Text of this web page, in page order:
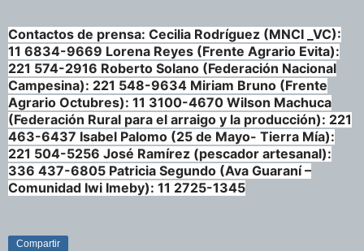
Contactos de prensa: Cecilia Rodríguez (MNCI _VC):
11 6834-9669 Lorena Reyes (Frente Agrario Evita):
221 574-2916 Roberto Solano (Federación Nacional
Campesina): 221 548-9634 Miriam Bruno (Frente
Agrario Octubres): 11 3100-4670 Wilson Machuca
(Federación Rural para el arraigo y la producción): 221
463-6437 Isabel Palomo (25 de Mayo- Tierra Mía):
221 504-5256 José Ramírez (pescador artesanal):
336 437-6805 Patricia Segundo (Ava Guaraní –
Comunidad Iwi Imeby): 11 2725-1345
Compartir